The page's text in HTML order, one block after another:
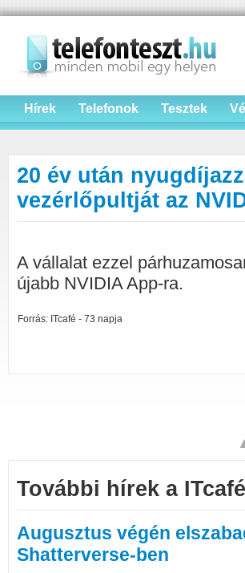
Hírek Telefonok Tesztek
20 év után
vezérlőpultját az
A vállalat ezzel
újabb NVIDIA App-ra.
Forrás: ITcafé - 73 napja
További hírek a
Augusztus végén
Shatterverse-ben